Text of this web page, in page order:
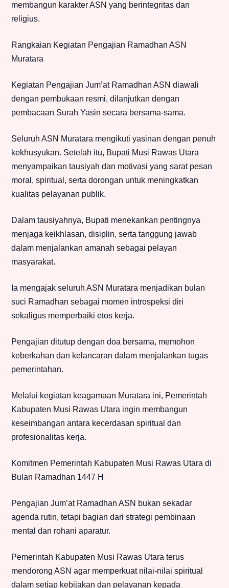
membangun karakter ASN yang berintegritas dan
religius.
Rangkaian Kegiatan Pengajian Ramadhan ASN
Muratara
Kegiatan Pengajian Jum’at Ramadhan ASN diawali
dengan pembukaan resmi, dilanjutkan dengan
pembacaan Surah Yasin secara bersama-sama.
Seluruh ASN Muratara mengikuti yasinan dengan penuh
kekhusyukan. Setelah itu, Bupati Musi Rawas Utara
menyampaikan tausiyah dan motivasi yang sarat pesan
moral, spiritual, serta dorongan untuk meningkatkan
kualitas pelayanan publik.
Dalam tausiyahnya, Bupati menekankan pentingnya
menjaga keikhlasan, disiplin, serta tanggung jawab
dalam menjalankan amanah sebagai pelayan
masyarakat.
Ia mengajak seluruh ASN Muratara menjadikan bulan
suci Ramadhan sebagai momen introspeksi diri
sekaligus memperbaiki etos kerja.
Pengajian ditutup dengan doa bersama, memohon
keberkahan dan kelancaran dalam menjalankan tugas
pemerintahan.
Melalui kegiatan keagamaan Muratara ini, Pemerintah
Kabupaten Musi Rawas Utara ingin membangun
keseimbangan antara kecerdasan spiritual dan
profesionalitas kerja.
Komitmen Pemerintah Kabupaten Musi Rawas Utara di
Bulan Ramadhan 1447 H
Pengajian Jum’at Ramadhan ASN bukan sekadar
agenda rutin, tetapi bagian dari strategi pembinaan
mental dan rohani aparatur.
Pemerintah Kabupaten Musi Rawas Utara terus
mendorong ASN agar memperkuat nilai-nilai spiritual
dalam setiap kebijakan dan pelayanan kepada